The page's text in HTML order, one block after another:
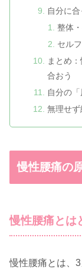
自分に
整体
セル
まとめ
合おう
自分の
無理せず
慢性腰痛の
慢性腰痛とは
慢性腰痛とは、